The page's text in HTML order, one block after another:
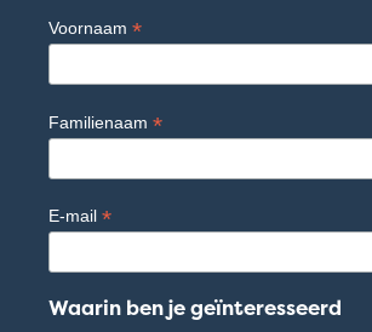
Voornaam *
Familienaam *
E-mail *
Waarin ben je geïnteresseerd